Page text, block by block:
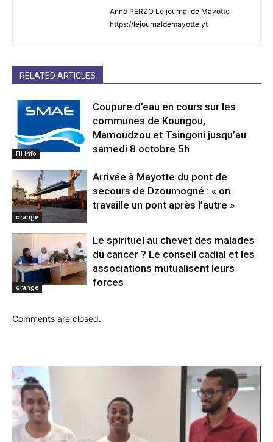
Anne PERZO Le journal de Mayotte
https://lejournaldemayotte.yt
RELATED ARTICLES
Fil info
Coupure d’eau en cours sur les
communes de Koungou,
Mamoudzou et Tsingoni jusqu’au
samedi 8 octobre 5h
orange
Arrivée à Mayotte du pont de
secours de Dzoumogné : « on
travaille un pont après l’autre »
orange
Le spirituel au chevet des malades
du cancer ? Le conseil cadial et les
associations mutualisent leurs
forces
Comments are closed.